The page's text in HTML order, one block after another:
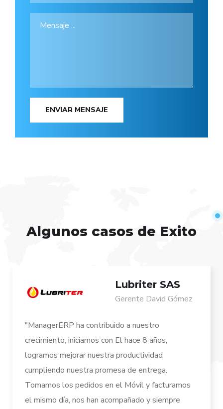
ENVIAR MENSAJE
Algunos casos de Exito
Lubriter SAS
Gerente David Gómez
"ManagerERP ha contribuido a nuestro
crecimiento, iniciamos con El hace 8 años,
logramos mejorar nuestra productividad
cumpliendo nuestra promesa de entrega.
Tomamos los pedidos en el Móvil y facturamos
el mismo día, nos han acompañado y siempre